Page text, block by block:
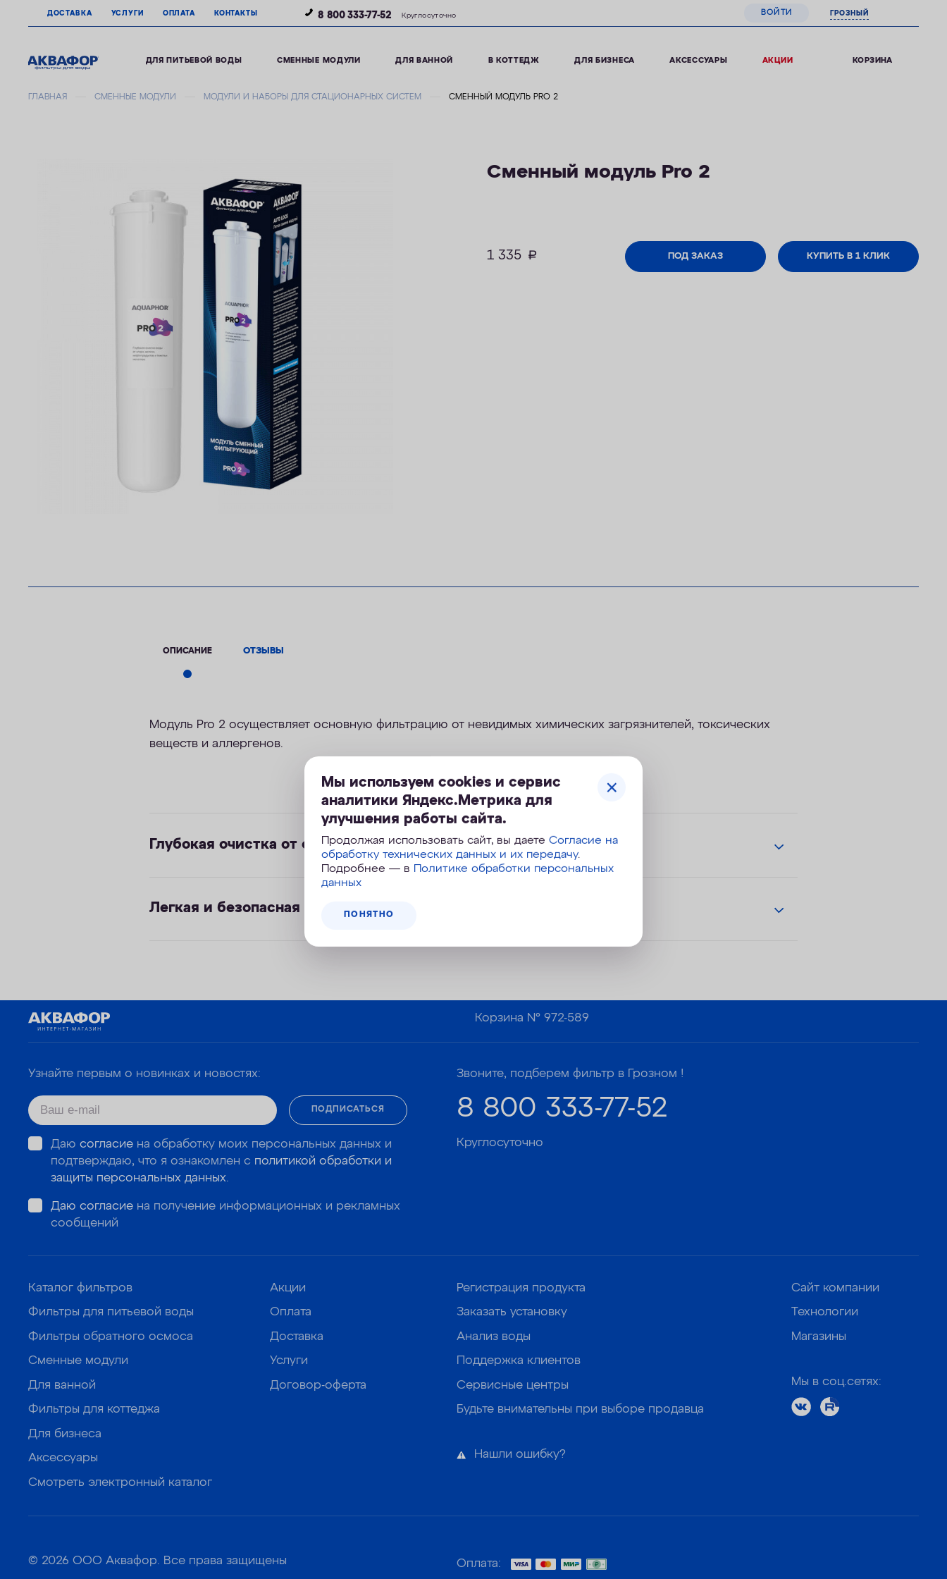
ДОСТАВКА УСЛУГИ ОПЛАТА КОНТАКТЫ 8 800 333-77-52 Круглосуточно ВОЙТИ ГРОЗНЫЙ
ДЛЯ ПИТЬЕВОЙ ВОДЫ СМЕННЫЕ МОДУЛИ ДЛЯ ВАННОЙ В КОТТЕДЖ ДЛЯ БИЗНЕСА АКСЕССУАРЫ АКЦИИ КОРЗИНА
ГЛАВНАЯ СМЕННЫЕ МОДУЛИ МОДУЛИ И НАБОРЫ ДЛЯ СТАЦИОНАРНЫХ СИСТЕМ СМЕННЫЙ МОДУЛЬ PRO 2
Сменный модуль Pro 2
1 335 руб. ПОД ЗАКАЗ КУПИТЬ В 1 КЛИК
ОПИСАНИЕ ОТЗЫВЫ
Модуль Pro 2 осуществляет основную фильтрацию от невидимых химических загрязнителей, токсических
веществ и аллергенов.
Глубокая очистка от скрытых угроз
Легкая и безопасная замена модулей одной рукой
Мы используем cookies и сервис
аналитики Яндекс.Метрика для
улучшения работы сайта.
Продолжая использовать сайт, вы даете Согласие на
обработку технических данных и их передачу.
Подробнее — в Политике обработки персональных
данных
ПОНЯТНО
Корзина №972-589
Узнайте первым о новинках и новостях:
ПОДПИСАТЬСЯ
Даю согласиена обработку моих персональных данных и
подтверждаю, что я ознакомлен с политикой обработки и
защиты персональных данных.
Даю согласиена получение информационных и рекламных
сообщений
Звоните, подберем фильтр в Грозном !
8 800 333-77-52
Круглосуточно
Каталог фильтров
Фильтры для питьевой воды
Фильтры обратного осмоса
Сменные модули
Для ванной
Фильтры для коттеджа
Для бизнеса
Аксессуары
Смотреть электронный каталог
Акции
Оплата
Доставка
Услуги
Договор-оферта
Регистрация продукта
Заказать установку
Анализ воды
Поддержка клиентов
Сервисные центры
Будьте внимательны при выборе продавца
Нашли ошибку?
Сайт компании
Технологии
Магазины
Мы в соц.сетях:
© 2026 ООО Аквафор. Все права защищены Оплата: